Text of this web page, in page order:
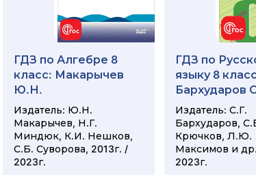
ГДЗ по Алгебре 8
класс: Макарычев
Ю.Н.
Издатель: Ю.Н.
Макарычев, Н.Г.
Миндюк, К.И. Нешков,
С.Б. Суворова, 2013г. /
2023г.
ГДЗ по
языку 8
Бархударов
Издатель: С.Г.
Бархударов,
Крючков, Л.Ю.
Максимов и
2023г.